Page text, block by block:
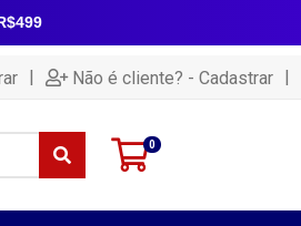
| Não é cliente? - Cadastrar |
0